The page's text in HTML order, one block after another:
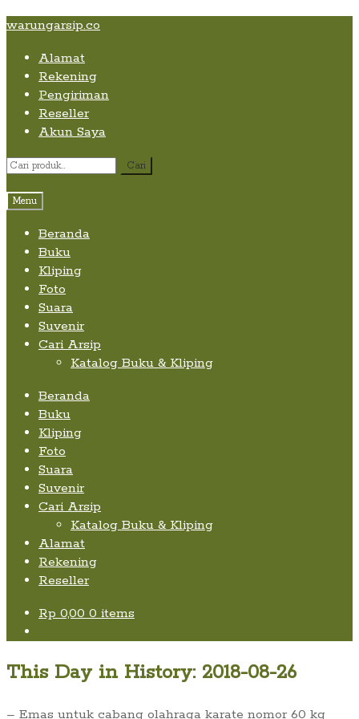
Skip
content
Skip
navigation
Skip
content
warungarsip.co
Alamat
Rekening
Pengiriman
Reseller
Akun Saya
Pencarian
Cari
Menu
Beranda
Buku
Kliping
Foto
Suara
Suvenir
Cari Arsip
Katalog Buku & Kliping
Beranda
Buku
Kliping
Foto
Suara
Suvenir
Cari Arsip
Katalog Buku & Kliping
Alamat
Rekening
Reseller
Rp 0,00 0 items
This Day in History: 2018-08-26
– Emas untuk cabang olahraga karate nomor 60 kg